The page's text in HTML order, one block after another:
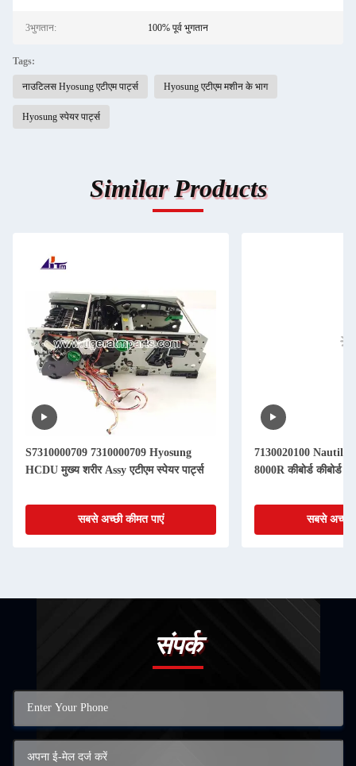
3भुगतान: 100% पूर्व भुगतान
Tags:
नाउटिलस Hyosung एटीएम पार्ट्स Hyosung एटीएम मशीन के भाग
Hyosung स्पेयर पार्ट्स
Similar Products
S7310000709 7310000709 Hyosung
HCDU मुख्य शरीर Assy एटीएम स्पेयर पार्ट्स
सबसे अच्छी कीमत पाएं
7130020100
8000R कीबोर्ड कीबोर्ड
सबसे अच्छी
संपर्क